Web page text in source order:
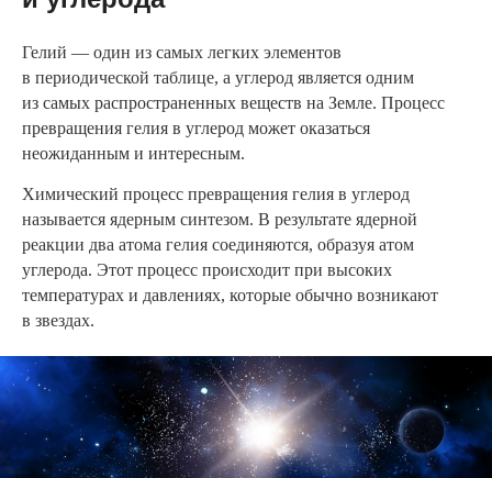
Гелий — один из самых легких элементов
в периодической таблице, а углерод является одним
из самых распространенных веществ на Земле. Процесс
превращения гелия в углерод может оказаться
неожиданным и интересным.
Химический процесс превращения гелия в углерод
называется ядерным синтезом. В результате ядерной
реакции два атома гелия соединяются, образуя атом
углерода. Этот процесс происходит при высоких
температурах и давлениях, которые обычно возникают
в звездах.